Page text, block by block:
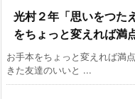
光村２年「思いをつ
をちょっと変えれば満
お手本をちょっと変えれば満
きた友達のいいと ...